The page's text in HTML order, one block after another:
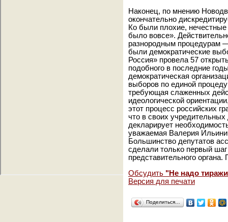
Наконец, по мнению
окончательно
Ко были плохие,
было вовсе».
разнородным процедурам
были демократические
Россия» провела 57
подобного в последние
демократическая
выборов по единой
требующая слаженных
идеологической
этот процесс российских
что в своих
декларирует
уважаемая Валерия
Большинство депутатов
сделали только первый шаг
представительного
Обсудить "Не надо
Версия для печати
Поделиться…